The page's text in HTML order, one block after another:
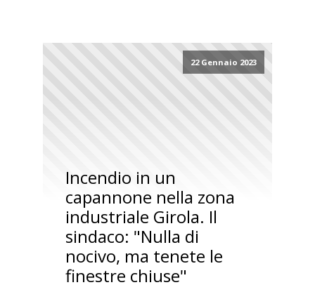
22 Gennaio 2023
Incendio in un
capannone nella zona
industriale Girola. Il
sindaco: "Nulla di
nocivo, ma tenete le
finestre chiuse"